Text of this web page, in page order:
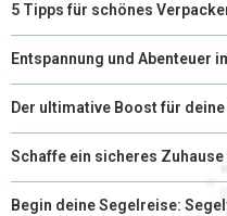
5 Tipps für schönes
Entspannung und Abenteuer
Der ultimative Boost für
Schaffe ein sicheres
Begin deine Segelreise: